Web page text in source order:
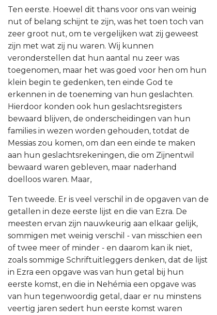
Ten eerste. Hoewel dit thans voor ons van weinig
nut of belang schijnt te zijn, was het toen toch van
zeer groot nut, om te vergelijken wat zij geweest
zijn met wat zij nu waren. Wij kunnen
veronderstellen dat hun aantal nu zeer was
toegenomen, maar het was goed voor hen om hun
klein begin te gedenken, ten einde God te
erkennen in de toeneming van hun geslachten.
Hierdoor konden ook hun geslachtsregisters
bewaard blijven, de onderscheidingen van hun
families in wezen worden gehouden, totdat de
Messias zou komen, om dan een einde te maken
aan hun geslachtsrekeningen, die om Zijnentwil
bewaard waren gebleven, maar naderhand
doelloos waren. Maar,
Ten tweede. Er is veel verschil in de opgaven van de
getallen in deze eerste lijst en die van Ezra. De
meesten ervan zijn nauwkeurig aan elkaar gelijk,
sommigen met weinig verschil - van misschien een
of twee meer of minder - en daarom kan ik niet,
zoals sommige Schriftuitleggers denken, dat de lijst
in Ezra een opgave was van hun getal bij hun
eerste komst, en die in Nehémia een opgave was
van hun tegenwoordig getal, daar er nu minstens
veertig jaren sedert hun eerste komst waren